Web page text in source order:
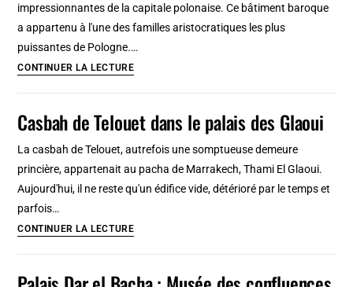
Institutions
Tanger
impressionnantes de la capitale polonaise. Ce bâtiment baroque
a appartenu à l'une des familles aristocratiques les plus
puissantes de Pologne.…
CONTINUER LA LECTUREPalais
Varsovie
:
Bibliothèque
Nationale
jardins
française
Casbah de Telouet dans le palais des Glaoui
La casbah de Telouet, autrefois une somptueuse demeure
princière, appartenait au pacha de Marrakech, Thami El Glaoui.
Aujourd'hui, il ne reste qu'un édifice vide, détérioré par le temps et
parfois…
CONTINUER LA LECTURECasbah